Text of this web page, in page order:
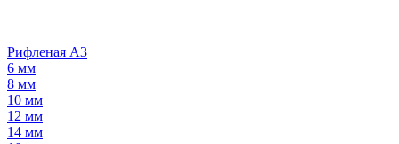
Рифленая А3
6 мм
8 мм
10 мм
12 мм
14 мм